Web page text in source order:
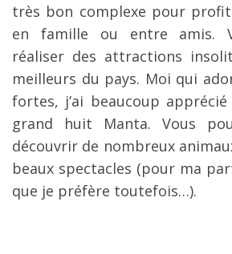
très bon complexe pour
en famille ou entre amis.
réaliser des attractions
meilleurs du pays. Moi qui
fortes, j’ai beaucoup
grand huit Manta. Vous
découvrir de nombreux
beaux spectacles (pour ma
que je préfère toutefois…).